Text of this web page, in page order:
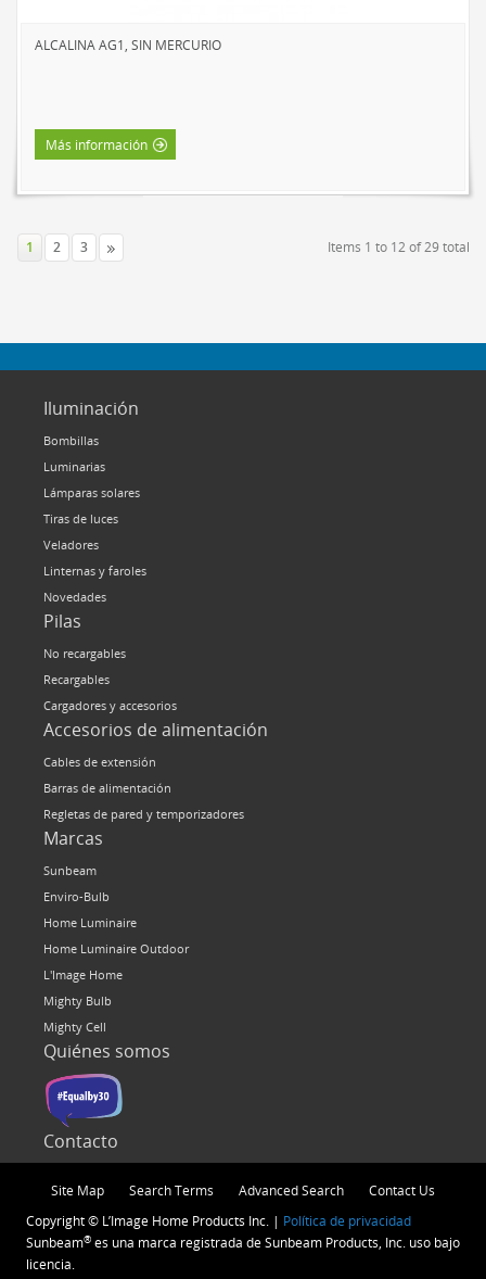
ALCALINA AG1, SIN MERCURIO
Más información
Items 1 to 12 of 29 total
1 2 3
Iluminación
Bombillas
Luminarias
Lámparas solares
Tiras de luces
Veladores
Linternas y faroles
Novedades
Pilas
No recargables
Recargables
Cargadores y accesorios
Accesorios de alimentación
Cables de extensión
Barras de alimentación
Regletas de pared y temporizadores
Marcas
Sunbeam
Enviro-Bulb
Home Luminaire
Home Luminaire Outdoor
L'Image Home
Mighty Bulb
Mighty Cell
Quiénes somos
Contacto
Site Map Search Terms Advanced Search
Contact Us
Copyright © L’Image Home Products Inc. | Política de privacidad
Sunbeam®es una marca registrada de Sunbeam Products, Inc. uso bajo
licencia.